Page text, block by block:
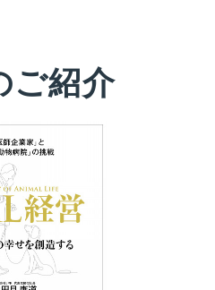
ご紹介